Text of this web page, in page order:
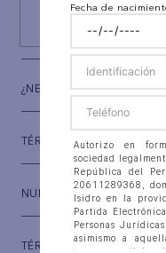
¿NECESITAS AYUDA?
TÉRMINOS Y
NUESTRA MARCA
TÉRMINOS LEGALES
Fecha de
Autorizo en
sociedad
República del
20611289368,
Isidro en la
Partida
Personas
asimismo a